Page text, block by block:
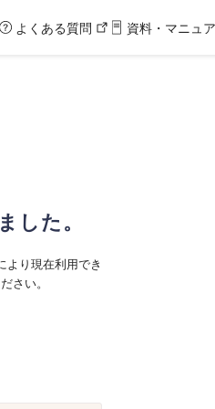
よくある質問 資料・マニュ
した。
より現在利用でき
さい。